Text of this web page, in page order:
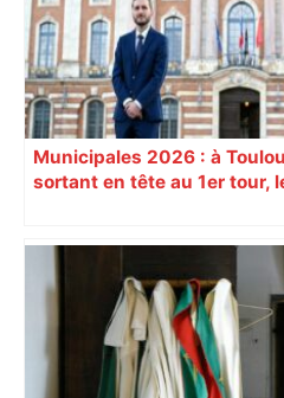
Municipales 2026 : à
sortant en tête au 1er tour,